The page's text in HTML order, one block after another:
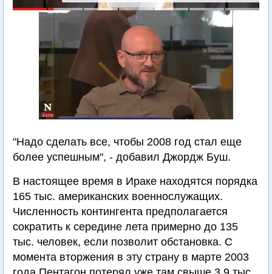
"Надо сделать все, чтобы 2008 год стал еще
более успешным", - добавил Джордж Буш.
В настоящее время в Ираке находятся порядка
165 тыс. американских военнослужащих.
Численность контингента предполагается
сократить к середине лета примерно до 135
тыс. человек, если позволит обстановка. С
момента вторжения в эту страну в марте 2003